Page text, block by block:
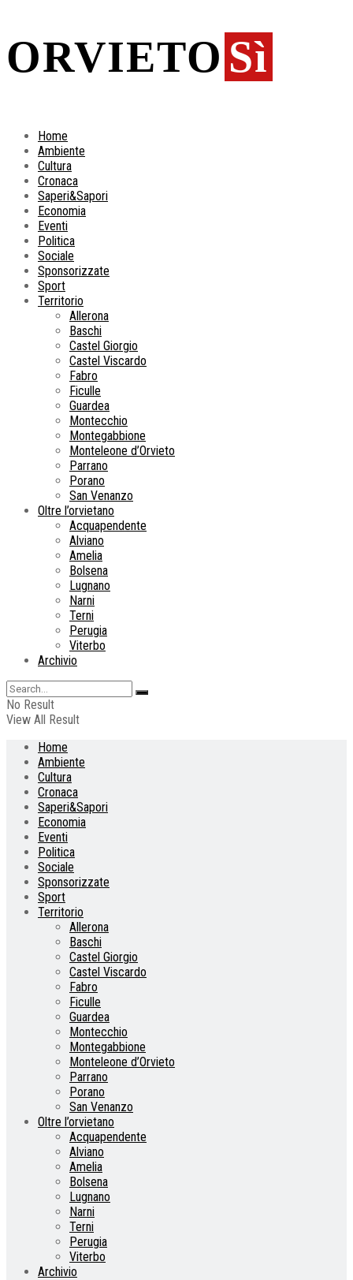
ORVIETO Sì
Home
Ambiente
Cultura
Cronaca
Saperi&Sapori
Economia
Eventi
Politica
Sociale
Sponsorizzate
Sport
Territorio
Allerona
Baschi
Castel Giorgio
Castel Viscardo
Fabro
Ficulle
Guardea
Montecchio
Montegabbione
Monteleone d’Orvieto
Parrano
Porano
San Venanzo
Oltre l’orvietano
Acquapendente
Alviano
Amelia
Bolsena
Lugnano
Narni
Terni
Perugia
Viterbo
Archivio
No Result
View All Result
Home
Ambiente
Cultura
Cronaca
Saperi&Sapori
Economia
Eventi
Politica
Sociale
Sponsorizzate
Sport
Territorio
Allerona
Baschi
Castel Giorgio
Castel Viscardo
Fabro
Ficulle
Guardea
Montecchio
Montegabbione
Monteleone d’Orvieto
Parrano
Porano
San Venanzo
Oltre l’orvietano
Acquapendente
Alviano
Amelia
Bolsena
Lugnano
Narni
Terni
Perugia
Viterbo
Archivio